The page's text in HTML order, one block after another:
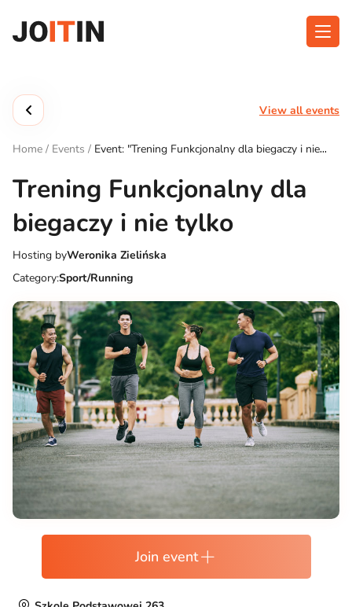
content
Get the App:
View all events
Home / Events / Event: "Trening Funkcjonalny dla biegaczy i nie
Trening Funkcjonalny dla
biegaczy i nie tylko
Hosting byWeronika Zielińska
Category:Sport/Running
Join event